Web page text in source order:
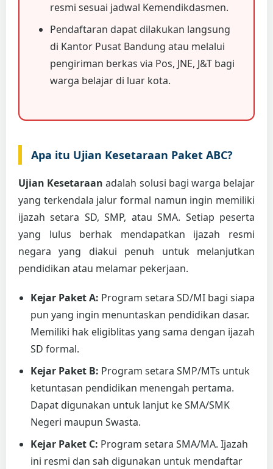
resmi sesuai jadwal Kemendikdasmen.
Pendaftaran dapat dilakukan langsung
di Kantor Pusat Bandung atau melalui
pengiriman berkas via Pos, JNE, J&T bagi
warga belajar di luar kota.
Apa itu Ujian Kesetaraan Paket ABC?
Ujian Kesetaraan adalah solusi bagi warga belajar
yang terkendala jalur formal namun ingin memiliki
ijazah setara SD, SMP, atau SMA. Setiap peserta
yang lulus berhak mendapatkan ijazah resmi
negara yang diakui penuh untuk melanjutkan
pendidikan atau melamar pekerjaan.
Kejar Paket A: Program setara SD/MI bagi siapa
pun yang ingin menuntaskan pendidikan dasar.
Memiliki hak eligiblitas yang sama dengan ijazah
SD formal.
Kejar Paket B: Program setara SMP/MTs untuk
ketuntasan pendidikan menengah pertama.
Dapat digunakan untuk lanjut ke SMA/SMK
Negeri maupun Swasta.
Kejar Paket C: Program setara SMA/MA. Ijazah
ini resmi dan sah digunakan untuk mendaftar